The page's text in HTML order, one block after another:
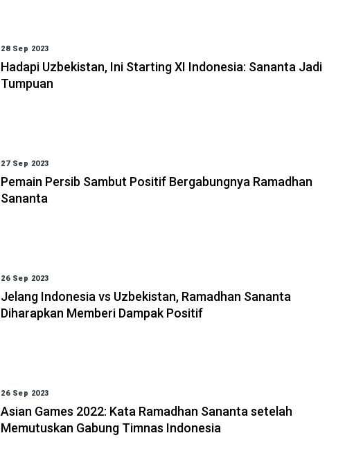
28 Sep 2023
Hadapi Uzbekistan, Ini Starting XI Indonesia: Sananta Jadi
Tumpuan
27 Sep 2023
Pemain Persib Sambut Positif Bergabungnya Ramadhan
Sananta
26 Sep 2023
Jelang Indonesia vs Uzbekistan, Ramadhan Sananta
Diharapkan Memberi Dampak Positif
26 Sep 2023
Asian Games 2022: Kata Ramadhan Sananta setelah
Memutuskan Gabung Timnas Indonesia